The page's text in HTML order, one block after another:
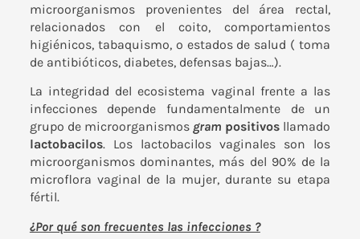
microorganismos provenientes del área rectal,
relacionados con el coito, comportamientos
higiénicos, tabaquismo, o estados de salud ( toma
de antibióticos, diabetes, defensas bajas…).
La integridad del ecosistema vaginal frente a las
infecciones depende fundamentalmente de un
grupo de microorganismosgram positivos llamado
lactobacilos. Los lactobacilos vaginales son los
microorganismos dominantes, más del 90% de la
microflora vaginal de la mujer, durante su etapa
fértil.
¿Por qué son frecuentes las infecciones ?